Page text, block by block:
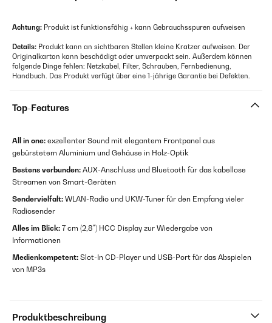
Achtung: Produkt ist funktionsfähig + kann Gebrauchsspuren aufweisen
Details: Produkt kann an sichtbaren Stellen kleine Kratzer aufweisen. Der
Originalkarton kann beschädigt oder umverpackt sein. Außerdem können
folgende Dinge fehlen: Netzkabel, Filter, Schrauben, Fernbedienung,
Handbuch. Das Produkt verfügt über eine 1-jährige Garantie bei Defekten.
Top-Features
All in one: exzellenter Sound mit elegantem Frontpanel aus
gebürstetem Aluminium und Gehäuse in Holz-Optik
Bestens verbunden: AUX-Anschluss und Bluetooth für das kabellose
Streamen von Smart-Geräten
Sendervielfalt: WLAN-Radio und UKW-Tuner für den Empfang vieler
Radiosender
Alles im Blick: 7 cm (2,8") HCC Display zur Wiedergabe von
Informationen
Medienkompetent: Slot-In CD-Player und USB-Port für das Abspielen
von MP3s
Produktbeschreibung